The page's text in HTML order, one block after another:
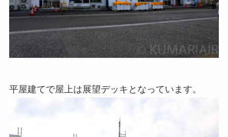
平屋建てで屋上は展望デッキとなっています。